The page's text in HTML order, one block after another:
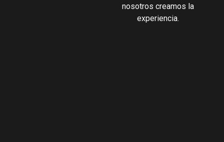
nosotros creamos la
experiencia.